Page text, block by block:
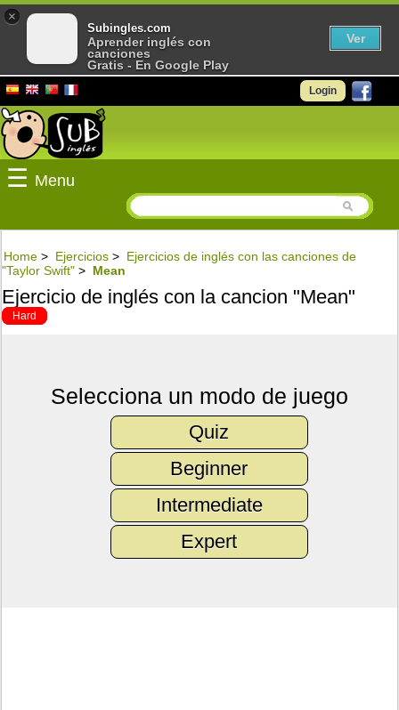
Login
☰ Menu
Home > Ejercicios > Ejercicios de inglés con las canciones de
"Taylor Swift" > Mean
Ejercicio de inglés con la cancion "Mean"
Hard
Selecciona un modo de juego
Quiz
Beginner
Intermediate
Expert
×
Subingles.com
Aprender inglés con
canciones
Gratis - En Google Play
Ver